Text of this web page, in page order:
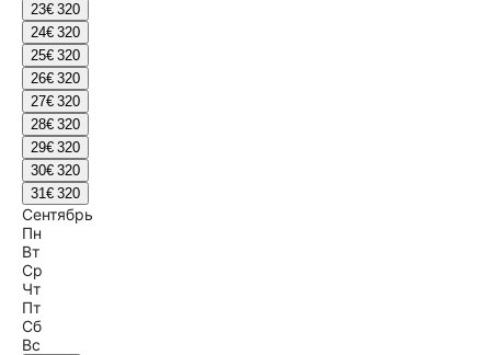
23€ 320
24€ 320
25€ 320
26€ 320
27€ 320
28€ 320
29€ 320
30€ 320
31€ 320
Сентябрь
Пн
Вт
Ср
Чт
Пт
Сб
Вс